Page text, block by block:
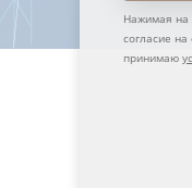
Нажимая на
согласие
принимаю